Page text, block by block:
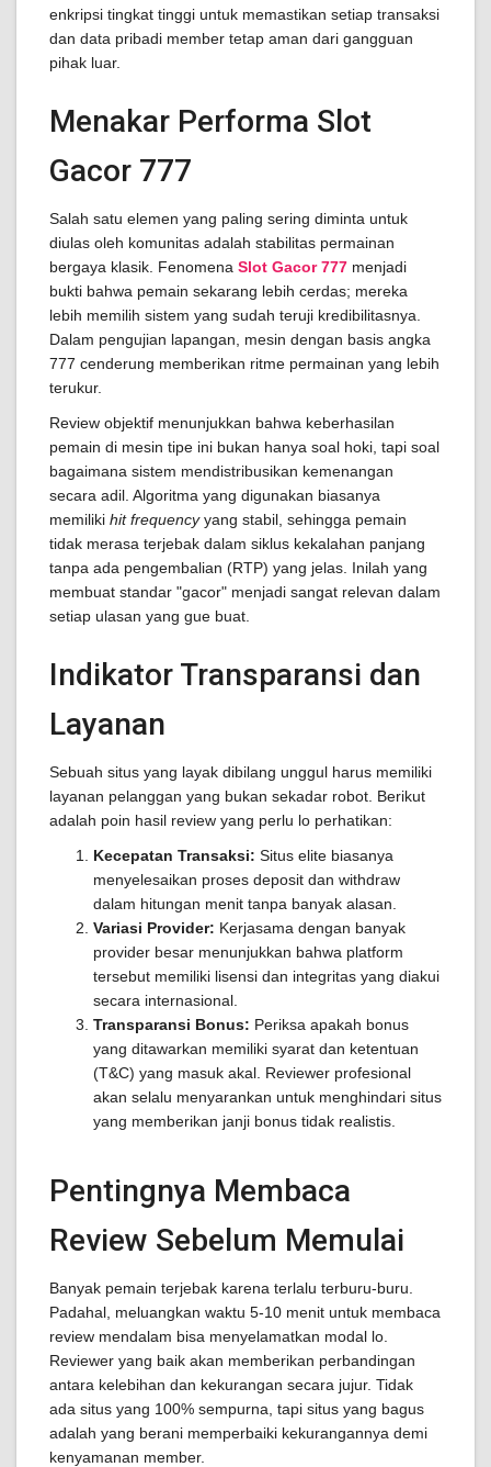
enkripsi tingkat tinggi untuk memastikan setiap transaksi
dan data pribadi member tetap aman dari gangguan
pihak luar.
Menakar Performa Slot
Gacor 777
Salah satu elemen yang paling sering diminta untuk
diulas oleh komunitas adalah stabilitas permainan
bergaya klasik. Fenomena Slot Gacor 777 menjadi
bukti bahwa pemain sekarang lebih cerdas; mereka
lebih memilih sistem yang sudah teruji kredibilitasnya.
Dalam pengujian lapangan, mesin dengan basis angka
777 cenderung memberikan ritme permainan yang lebih
terukur.
Review objektif menunjukkan bahwa keberhasilan
pemain di mesin tipe ini bukan hanya soal hoki, tapi soal
bagaimana sistem mendistribusikan kemenangan
secara adil. Algoritma yang digunakan biasanya
memiliki hit frequencyyang stabil, sehingga pemain
tidak merasa terjebak dalam siklus kekalahan panjang
tanpa ada pengembalian (RTP) yang jelas. Inilah yang
membuat standar "gacor" menjadi sangat relevan dalam
setiap ulasan yang gue buat.
Indikator Transparansi dan
Layanan
Sebuah situs yang layak dibilang unggul harus memiliki
layanan pelanggan yang bukan sekadar robot. Berikut
adalah poin hasil review yang perlu lo perhatikan:
Kecepatan Transaksi: Situs elite biasanya
menyelesaikan proses deposit dan withdraw
dalam hitungan menit tanpa banyak alasan.
Variasi Provider: Kerjasama dengan banyak
provider besar menunjukkan bahwa platform
tersebut memiliki lisensi dan integritas yang diakui
secara internasional.
Transparansi Bonus: Periksa apakah bonus
yang ditawarkan memiliki syarat dan ketentuan
(T&C) yang masuk akal. Reviewer profesional
akan selalu menyarankan untuk menghindari situs
yang memberikan janji bonus tidak realistis.
Pentingnya Membaca
Review Sebelum Memulai
Banyak pemain terjebak karena terlalu terburu-buru.
Padahal, meluangkan waktu 5-10 menit untuk membaca
review mendalam bisa menyelamatkan modal lo.
Reviewer yang baik akan memberikan perbandingan
antara kelebihan dan kekurangan secara jujur. Tidak
ada situs yang 100% sempurna, tapi situs yang bagus
adalah yang berani memperbaiki kekurangannya demi
kenyamanan member.